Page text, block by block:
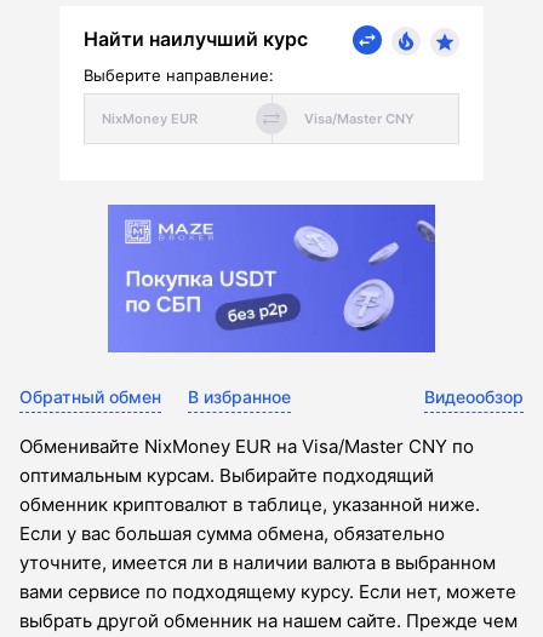
Найти наилучший курс
Выберите направление:
Обратный обмен В избранное Видеообзор
Обменивайте NixMoney EUR на Visa/Master CNY по
оптимальным курсам. Выбирайте подходящий
обменник криптовалют в таблице, указанной ниже.
Если у вас большая сумма обмена, обязательно
уточните, имеется ли в наличии валюта в выбранном
вами сервисе по подходящему курсу. Если нет, можете
выбрать другой обменник на нашем сайте. Прежде чем